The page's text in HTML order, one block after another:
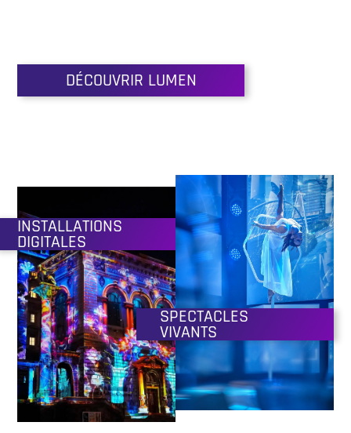
DÉCOUVRIR LUMEN
INSTALLATIONS
DIGITALES
SPECTACLES
VIVANTS